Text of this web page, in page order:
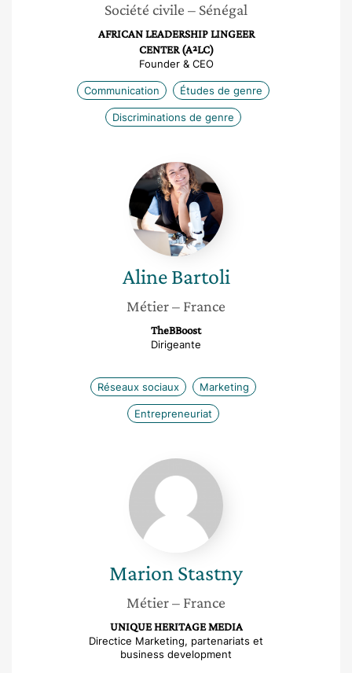
Société civile – Sénégal
AFRICAN LEADERSHIP LINGEER
CENTER (A²LC)
Founder & CEO
Communication Études de genre
Discriminations de genre
Aline
Bartoli
Aline Bartoli
Métier– France
TheBBoost
Dirigeante
Réseaux sociaux Marketing
Entrepreneuriat
Marion
Stastny
Marion Stastny
Métier– France
UNIQUE HERITAGE MEDIA
Directice Marketing, partenariats et
business development